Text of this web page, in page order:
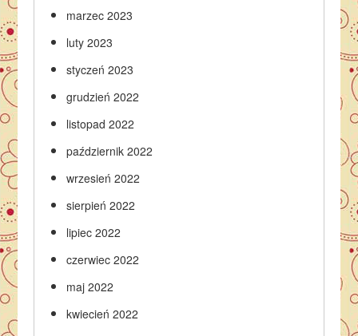
marzec 2023
luty 2023
styczeń 2023
grudzień 2022
listopad 2022
październik 2022
wrzesień 2022
sierpień 2022
lipiec 2022
czerwiec 2022
maj 2022
kwiecień 2022